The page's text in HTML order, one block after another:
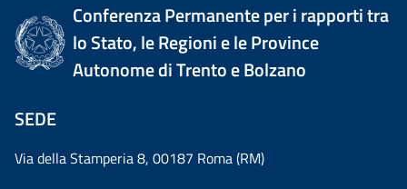
Conferenza Permanente per i rapporti tra
lo Stato, le Regioni e le Province
Autonome di Trento e Bolzano
SEDE
Via della Stamperia 8, 00187 Roma (RM)